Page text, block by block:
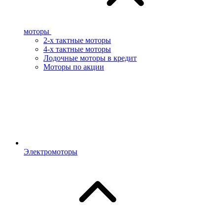
моторы
2-х тактные моторы
4-х тактные моторы
Лодочные моторы в кредит
Моторы по акции
Электромоторы